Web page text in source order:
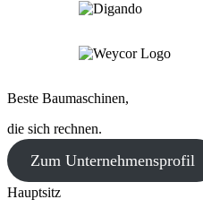
Beste Baumaschinen,
die sich rechnen.
Zum Unternehmensprofil
Hauptsitz